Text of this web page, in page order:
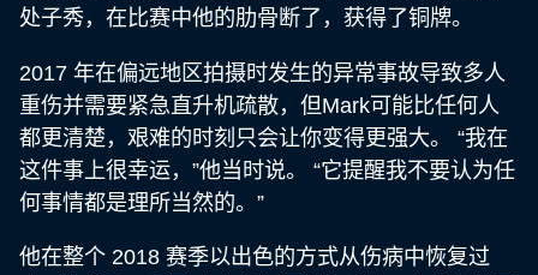
处子秀，在比赛中他的肋骨断了，获得了铜牌。
2017 年在偏远地区拍摄时发生的异常事故导致多人
重伤并需要紧急直升机疏散，但Mark可能比任何人
都更清楚，艰难的时刻只会让你变得更强大。 “我在
这件事上很幸运，”他当时说。 “它提醒我不要认为任
何事情都是理所当然的。”
他在整个 2018 赛季以出色的方式从伤病中恢复过